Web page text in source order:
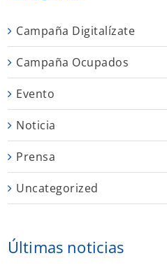
Campaña Digitalízate
Campaña Ocupados
Evento
Noticia
Prensa
Uncategorized
Últimas noticias